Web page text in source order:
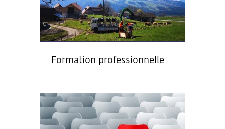
Formation professionnelle